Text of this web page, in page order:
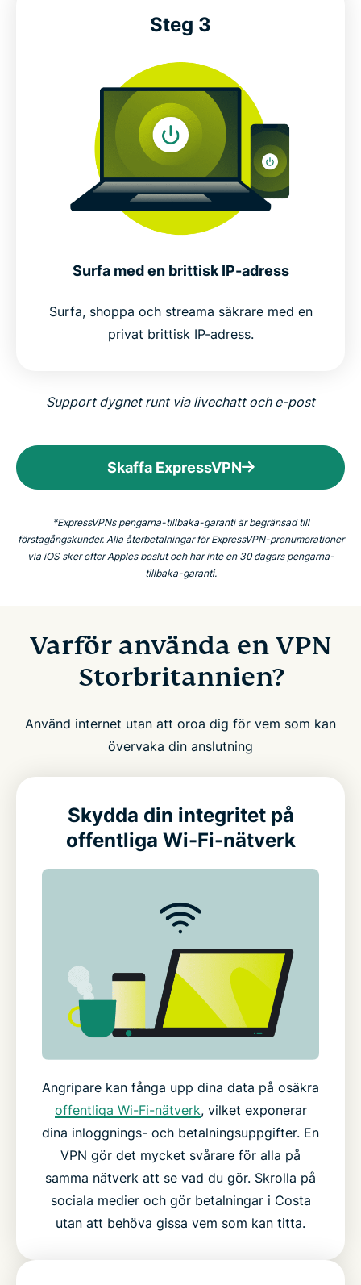
Steg 3
Surfa med en brittisk IP-adress
Surfa, shoppa och streama säkrare med en
privat brittisk IP-adress.
Support dygnet runt via livechatt och e-post
Skaffa ExpressVPN
*ExpressVPNs pengarna-tillbaka-garanti är begränsad till
förstagångskunder. Alla återbetalningar för ExpressVPN-prenumerationer
via iOS sker efter Apples beslut och har inte en 30 dagars pengarna-
tillbaka-garanti.
Varför använda en VPN
Storbritannien?
Använd internet utan att oroa dig för vem som kan
övervaka din anslutning
Skydda din integritet på
offentliga Wi-Fi-nätverk
Angripare kan fånga upp dina data på osäkra
offentliga Wi-Fi-nätverk, vilket exponerar
dina inloggnings- och betalningsuppgifter. En
VPN gör det mycket svårare för alla på
samma nätverk att se vad du gör. Skrolla på
sociala medier och gör betalningar i Costa
utan att behöva gissa vem som kan titta.